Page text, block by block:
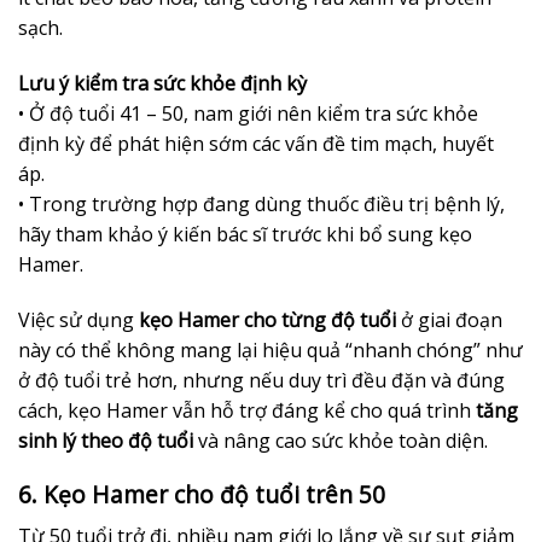
sạch.
Lưu ý kiểm tra sức khỏe định kỳ
• Ở độ tuổi 41 – 50, nam giới nên kiểm tra sức khỏe
định kỳ để phát hiện sớm các vấn đề tim mạch, huyết
áp.
• Trong trường hợp đang dùng thuốc điều trị bệnh lý,
hãy tham khảo ý kiến bác sĩ trước khi bổ sung kẹo
Hamer.
Việc sử dụng kẹo Hamer cho từng độ tuổi ở giai đoạn
này có thể không mang lại hiệu quả “nhanh chóng” như
ở độ tuổi trẻ hơn, nhưng nếu duy trì đều đặn và đúng
cách, kẹo Hamer vẫn hỗ trợ đáng kể cho quá trình tăng
sinh lý theo độ tuổivà nâng cao sức khỏe toàn diện.
6. Kẹo Hamer cho độ tuổi trên 50
Từ 50 tuổi trở đi, nhiều nam giới lo lắng về sự sụt giảm